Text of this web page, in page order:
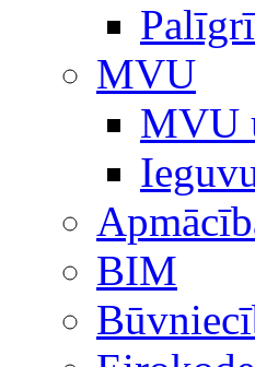
MVU
MVU
BIM